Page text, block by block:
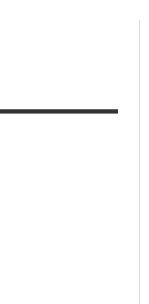
ALBERTO & GARCÍA: “EL